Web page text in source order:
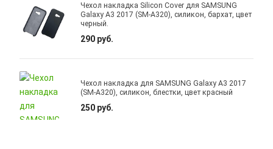
Чехол накладка Silicon Cover для SAMSUNG
Galaxy A3 2017 (SM-A320), силикон, бархат, цвет
черный.
290 руб.
Чехол накладка для SAMSUNG Galaxy A3 2017
(SM-A320), силикон, блестки, цвет красный
250 руб.